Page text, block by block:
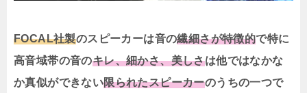
FOCAL社製のスピーカーは音の繊細さが特徴的で特に
高音域帯の音のキレ、細かさ、美しさは他ではなかな
か真似ができない限られたスピーカーのうちの一つで